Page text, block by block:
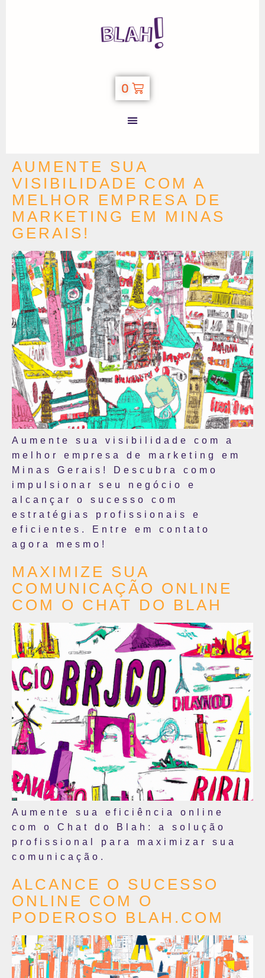
0
AUMENTE SUA
VISIBILIDADE COM A
MELHOR EMPRESA DE
MARKETING EM MINAS
GERAIS!
Aumente sua visibilidade com a
melhor empresa de marketing em
Minas Gerais! Descubra como
impulsionar seu negócio e
alcançar o sucesso com
estratégias profissionais e
eficientes. Entre em contato
agora mesmo!
MAXIMIZE SUA
COMUNICAÇÃO ONLINE
COM O CHAT DO BLAH
Aumente sua eficiência online
com o Chat do Blah: a solução
profissional para maximizar sua
comunicação.
ALCANCE O SUCESSO
ONLINE COM O
PODEROSO BLAH.COM